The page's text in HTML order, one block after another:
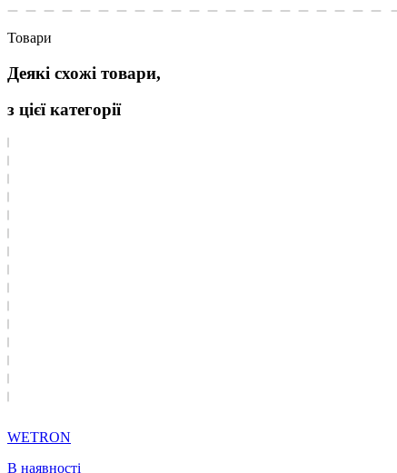
Товари
Деякі схожі товари,
з цієї категорії
WETRON
В наявності